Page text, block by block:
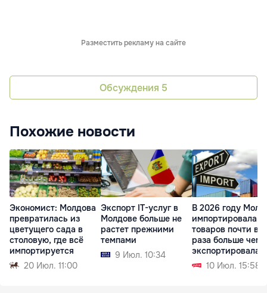
Разместить рекламу на сайте
Обсуждения 5
Похожие новости
Экономист: Молдова
превратилась из
цветущего сада в
столовую, где всё
импортируется
20 Июл. 11:00
Экспорт IT-услуг в
Молдове больше не
растет прежними
темпами
9 Июл. 10:34
В 2026 году
импортировала
товаров почти в
раза больше чем
экспортировала
10 Июл. 15:58